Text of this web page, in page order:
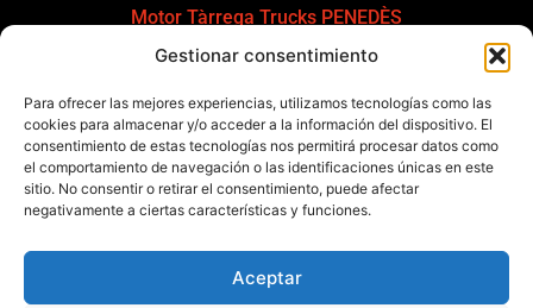
Gestionar consentimiento
Para ofrecer las mejores experiencias, utilizamos tecnologías como las
cookies para almacenar y/o acceder a la información del dispositivo. El
consentimiento de estas tecnologías nos permitirá procesar datos como
el comportamiento de navegación o las identificaciones únicas en este
sitio. No consentir o retirar el consentimiento, puede afectar
negativamente a ciertas características y funciones.
Aceptar
Motor Tàrrega Trucks PENEDÈS
C/ Ponent 8, Pol. Ind. Sant Pere Molanta, CP: 08799
+34 931 69 11 91
Motor Tàrrega Trucks BARCELONA
Zona Franca, Carrer E, s/n 08040 Barcelona, España